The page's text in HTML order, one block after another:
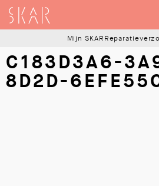
SKAR
Mijn SKAR
C183D3A6-
8D2D-